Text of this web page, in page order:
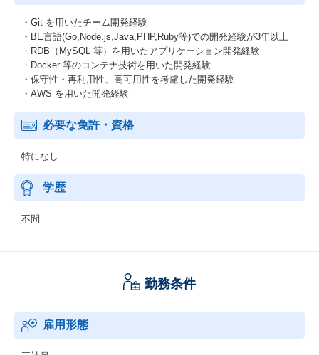
・Git を用いたチーム開発経験
・BE言語(Go,Node.js,Java,PHP,Ruby等)での開発経験が3年以上
・RDB（MySQL 等）を用いたアプリケーション開発経験
・Docker 等のコンテナ技術を用いた開発経験
・保守性・再利用性、高可用性を考慮した開発経験
・AWS を用いた開発経験
必要な免許・資格
特になし
学歴
不問
勤務条件
雇用形態